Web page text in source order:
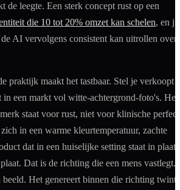
de leegte. Een sterk concept rust op een
die 10 tot 20% omzet kan schelen, en
AI vervolgens consistent kan uitrollen over
praktijk maakt het tastbaar. Stel je verkoopt
een markt vol witte-achtergrond-foto's. Het
staat voor rust, niet voor klinische
in een warme kleurtemperatuur, zachte
dat in een huiselijke setting staat in plaats
Dat is de richting die een mens vastlegt.
Het genereert binnen die richting